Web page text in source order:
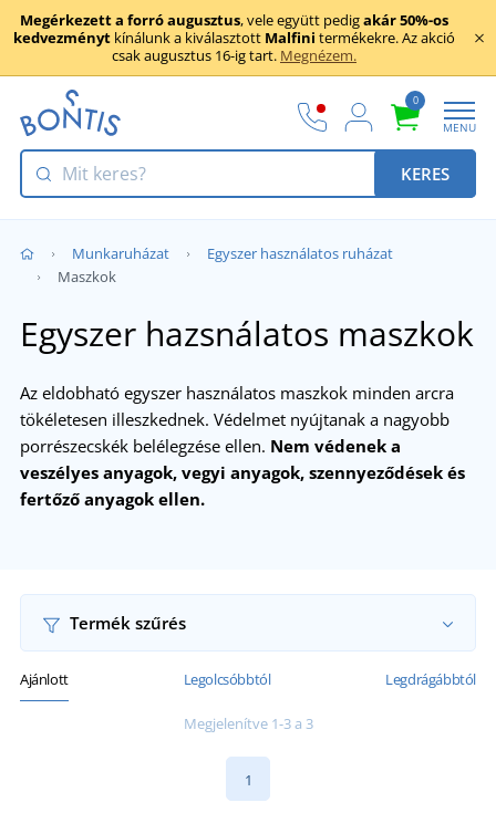
Megérkezett a forró augusztus, vele együtt pedigakár 50%-os
kedvezményt kínálunk a kiválasztott Malfini termékekre. Az akció
csak augusztus 16-ig tart. Megnézem.
0
MENU
KERES
Munkaruházat
Egyszer használatos ruházat
Maszkok
Egyszer hazsnálatos maszkok
Az eldobható egyszer használatos maszkok minden arcra
tökéletesen illeszkednek. Védelmet nyújtanak a nagyobb
porrészecskék belélegzése ellen. Nem védenek a
veszélyes anyagok, vegyi anyagok, szennyeződések és
fertőző anyagok ellen.
Termék szűrés
Ajánlott Legolcsóbbtól Legdrágábbtól
Megjelenítve 1-3 a 3
1